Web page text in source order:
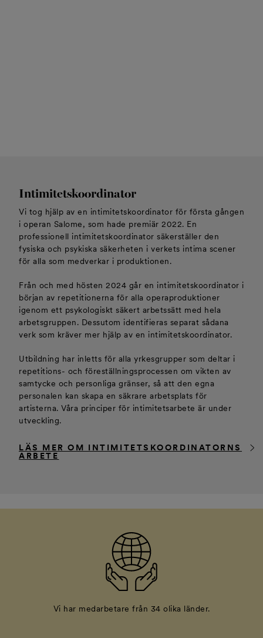
Intimitetskoordinator
Vi tog hjälp av en intimitetskoordinator för första gången
i operan Salome, som hade premiär 2022. En
professionell intimitetskoordinator säkerställer den
fysiska och psykiska säkerheten i verkets intima scener
för alla som medverkar i produktionen.
Från och med hösten 2024 går en intimitetskoordinator i
början av repetitionerna för alla operaproduktioner
igenom ett psykologiskt säkert arbetssätt med hela
arbetsgruppen. Dessutom identifieras separat sådana
verk som kräver mer hjälp av en intimitetskoordinator.
Utbildning har inletts för alla yrkesgrupper som deltar i
repetitions- och föreställningsprocessen om vikten av
samtycke och personliga gränser, så att den egna
personalen kan skapa en säkrare arbetsplats för
artisterna. Våra principer för intimitetsarbete är under
utveckling.
LÄS MER OM INTIMITETSKOORDINATORNS
ARBETE
Vi har medarbetare från 34 olika länder.